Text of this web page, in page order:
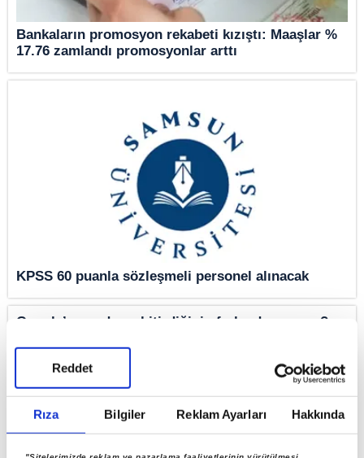
Rıza Bilgiler Reklam Ayarları Hakkında
Reddet
Bankaların promosyon rekabeti kızıştı: Maaşlar %
17.76 zamlandı promosyonlar arttı
KPSS 60 puanla sözleşmeli personel alınacak
Google’ın medyayı bitirdiğinin farkında mısınız?